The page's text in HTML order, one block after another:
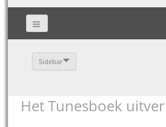
Sidebar
Het Tunesboek